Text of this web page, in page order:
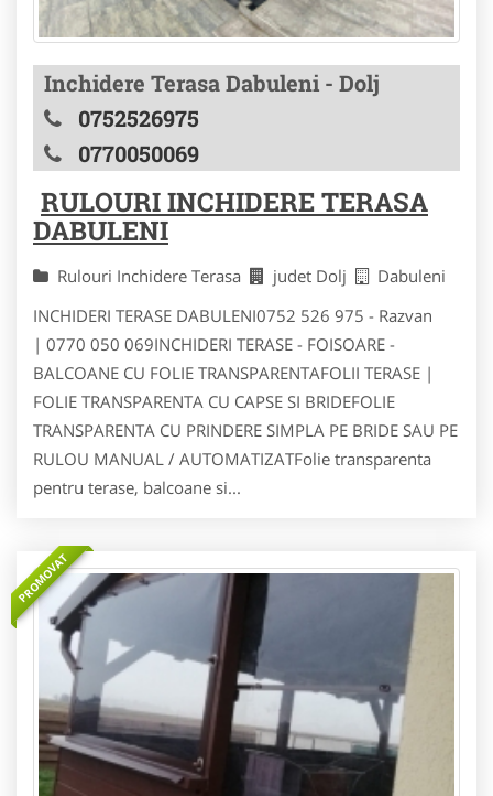
Inchidere Terasa Dabuleni - Dolj
0752526975
0770050069
RULOURI INCHIDERE TERASA
DABULENI
Rulouri Inchidere Terasa judet Dolj
Dabuleni
INCHIDERI TERASE DABULENI0752 526 975 - Razvan
| 0770 050 069INCHIDERI TERASE - FOISOARE -
BALCOANE CU FOLIE TRANSPARENTAFOLII TERASE |
FOLIE TRANSPARENTA CU CAPSE SI BRIDEFOLIE
TRANSPARENTA CU PRINDERE SIMPLA PE BRIDE SAU PE
RULOU MANUAL / AUTOMATIZATFolie transparenta
pentru terase, balcoane si...
PROMOVAT